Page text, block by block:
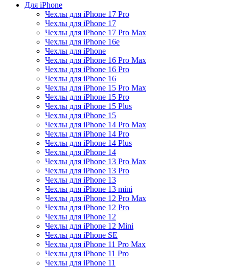
Для iPhone
Чехлы для iPhone 17 Pro
Чехлы для iPhone 17
Чехлы для iPhone 17 Pro Max
Чехлы для iPhone 16e
Чехлы для iPhone
Чехлы для iPhone 16 Pro Max
Чехлы для iPhone 16 Pro
Чехлы для iPhone 16
Чехлы для iPhone 15 Pro Max
Чехлы для iPhone 15 Pro
Чехлы для iPhone 15 Plus
Чехлы для iPhone 15
Чехлы для iPhone 14 Pro Max
Чехлы для iPhone 14 Pro
Чехлы для iPhone 14 Plus
Чехлы для iPhone 14
Чехлы для iPhone 13 Pro Max
Чехлы для iPhone 13 Pro
Чехлы для iPhone 13
Чехлы для iPhone 13 mini
Чехлы для iPhone 12 Pro Max
Чехлы для iPhone 12 Pro
Чехлы для iPhone 12
Чехлы для iPhone 12 Mini
Чехлы для iPhone SE
Чехлы для iPhone 11 Pro Max
Чехлы для iPhone 11 Pro
Чехлы для iPhone 11